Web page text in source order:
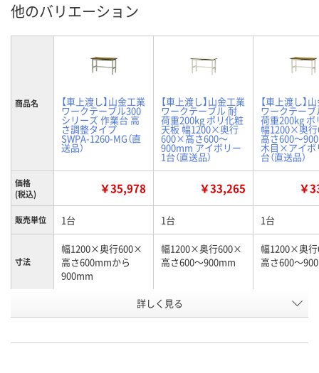
他のバリエーション
商品名 【車上渡し】山金工業
ワークテーブル300
シリーズ 作業台 高
さ調整タイプ
SWPA-1260-MG（直
送品）
【車上渡し】山金工業
ワークテーブル 耐
荷重200kg ポリ化粧
天板 幅1200×奥行
600×高さ600～
900mm アイボリー
1台（直送品）
【車上渡し】
ワークテーブ
荷重200kg ポ
幅1200×奥
高さ600～
木目×アイボ
台（直送品）
価格
(税込)
￥35,978 ￥33,265 ￥
販売単位 1台 1台 1台
寸法
幅1200×奥行600×
高さ600mmから
900mm
幅1200×奥行600×
高さ600～900mm
幅1200×奥
高さ600～
U322417 U322415
詳しく見る